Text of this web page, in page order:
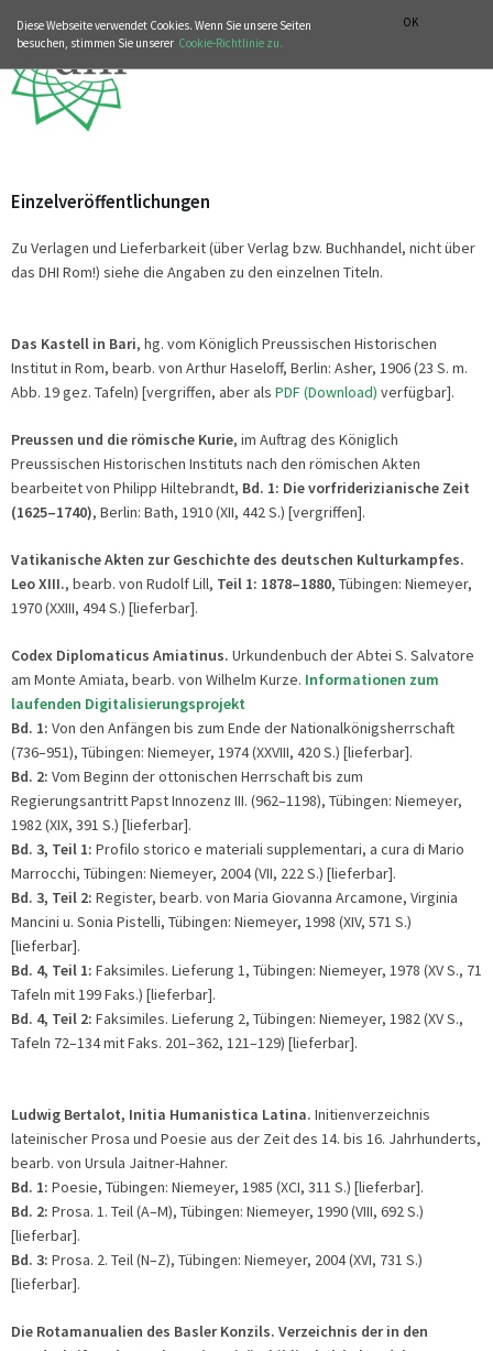
OK
Diese Webseite verwendet Cookies. Wenn Sie unsere Seiten
besuchen, stimmen Sie unserer Cookie-Richtlinie zu.
Einzelveröffentlichungen
Zu Verlagen und Lieferbarkeit (über Verlag bzw. Buchhandel, nicht über
das DHI Rom!) siehe die Angaben zu den einzelnen Titeln.
Das Kastell in Bari, hg. vom Königlich Preussischen Historischen
Institut in Rom, bearb. von Arthur Haseloff, Berlin: Asher, 1906 (23 S. m.
Abb. 19 gez. Tafeln) [vergriffen, aber als PDF (Download) verfügbar].
Preussen und die römische Kurie, im Auftrag des Königlich
Preussischen Historischen Instituts nach den römischen Akten
bearbeitet von Philipp Hiltebrandt, Bd. 1: Die vorfriderizianische Zeit
(1625–1740), Berlin: Bath, 1910 (XII, 442 S.) [vergriffen].
Vatikanische Akten zur Geschichte des deutschen Kulturkampfes.
Leo XIII., bearb. von Rudolf Lill, Teil 1: 1878–1880, Tübingen: Niemeyer,
1970 (XXIII, 494 S.) [lieferbar].
Codex Diplomaticus Amiatinus. Urkundenbuch der Abtei S. Salvatore
am Monte Amiata, bearb. von Wilhelm Kurze. Informationen zum
laufenden Digitalisierungsprojekt
Bd. 1: Von den Anfängen bis zum Ende der Nationalkönigsherrschaft
(736–951), Tübingen: Niemeyer, 1974 (XXVIII, 420 S.) [lieferbar].
Bd. 2: Vom Beginn der ottonischen Herrschaft bis zum
Regierungsantritt Papst Innozenz III. (962–1198), Tübingen: Niemeyer,
1982 (XIX, 391 S.) [lieferbar].
Bd. 3, Teil 1: Profilo storico e materiali supplementari, a cura di Mario
Marrocchi, Tübingen: Niemeyer, 2004 (VII, 222 S.) [lieferbar].
Bd. 3, Teil 2: Register, bearb. von Maria Giovanna Arcamone, Virginia
Mancini u. Sonia Pistelli, Tübingen: Niemeyer, 1998 (XIV, 571 S.)
[lieferbar].
Bd. 4, Teil 1: Faksimiles. Lieferung 1, Tübingen: Niemeyer, 1978 (XV S., 71
Tafeln mit 199 Faks.) [lieferbar].
Bd. 4, Teil 2: Faksimiles. Lieferung 2, Tübingen: Niemeyer, 1982 (XV S.,
Tafeln 72–134 mit Faks. 201–362, 121–129) [lieferbar].
Ludwig Bertalot, Initia Humanistica Latina. Initienverzeichnis
lateinischer Prosa und Poesie aus der Zeit des 14. bis 16. Jahrhunderts,
bearb. von Ursula Jaitner-Hahner.
Bd. 1: Poesie, Tübingen: Niemeyer, 1985 (XCI, 311 S.) [lieferbar].
Bd. 2: Prosa. 1. Teil (A–M), Tübingen: Niemeyer, 1990 (VIII, 692 S.)
[lieferbar].
Bd. 3: Prosa. 2. Teil (N–Z), Tübingen: Niemeyer, 2004 (XVI, 731 S.)
[lieferbar].
Die Rotamanualien des Basler Konzils. Verzeichnis der in den